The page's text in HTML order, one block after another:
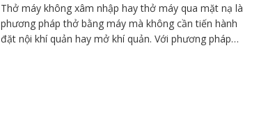
Thở máy không xâm nhập hay thở máy qua mặt nạ là
phương pháp thở bằng máy mà không cần tiến hành
đặt nội khí quản hay mở khí quản. Với phương pháp